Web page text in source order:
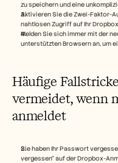
zu speichern und eine
Aktivieren Sie die Zwei-Faktor-
nahtlosen Zugriff auf Ihr
Melden Sie sich immer mit der
unterstützten Browsern an, um
Häufige
vermeidet, wenn
anmeldet
Sie haben Ihr Passwort
vergessen“ auf der Dropbox-